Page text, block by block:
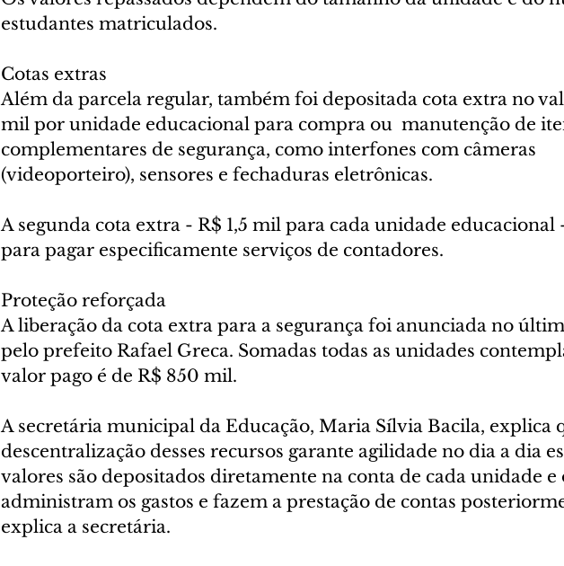
estudantes matriculados.
Cotas extras
Além da parcela regular, também foi depositada cota extra no
mil por unidade educacional para compra ou  manutenção de
complementares de segurança, como interfones com câmeras
(videoporteiro), sensores e fechaduras eletrônicas.
A segunda cota extra - R$ 1,5 mil para cada unidade educacional
para pagar especificamente serviços de contadores.
Proteção reforçada
A liberação da cota extra para a segurança foi anunciada no
pelo prefeito Rafael Greca. Somadas todas as unidades
valor pago é de R$ 850 mil.
A secretária municipal da Educação, Maria Sílvia Bacila, explica
descentralização desses recursos garante agilidade no dia a dia
valores são depositados diretamente na conta de cada unidade e
administram os gastos e fazem a prestação de contas
explica a secretária.